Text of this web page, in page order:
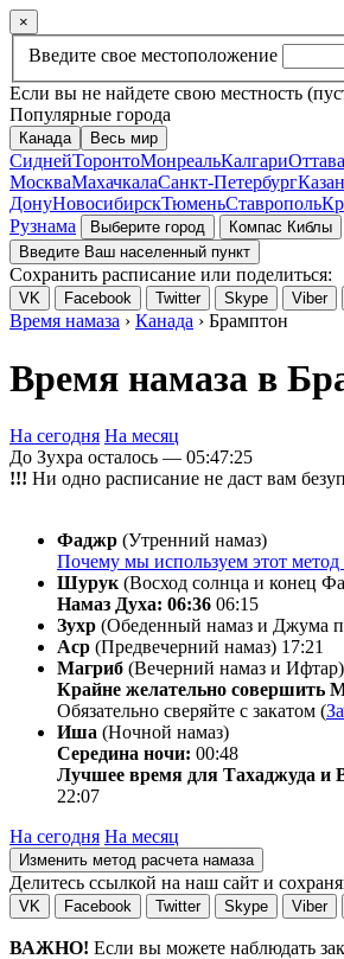
×
Введите свое местоположение
Если вы не найдете свою местность
Популярные города
Канада Весь мир
СиднейТоронтоМонреальКалгариОттава
МоскваМахачкалаСанкт-Петербург
ДонуНовосибирскТюменьСтаврополь
Рузнама
Выберите город
Компас Киблы
Введите Ваш населенный пункт
Сохранить расписание или поделиться:
VK Facebook Twitter Skype Viber
Время намаза › Канада › Брамптон
Время намаза в
На сегодня На месяц
До Зухра осталось — 05:47:25
!!! Ни одно расписание не даст вам
Фаджр (Утренний намаз)
Почему мы используем этот метод
Шурук (Восход солнца и конец
Намаз Духа: 06:36 06:15
Зухр (Обеденный намаз и Джума
Аср (Предвечерний намаз) 17:21
Магриб (Вечерний намаз и Ифтар)
Крайне желательно совершить
Обязательно сверяйте с закатом (
Иша (Ночной намаз)
Середина ночи: 00:48
Лучшее время для Тахаджуда и
22:07
На сегодня На месяц
Изменить метод расчета намаза
Делитесь ссылкой на наш сайт и
VK Facebook Twitter Skype Viber
ВАЖНО! Если вы можете наблюдать